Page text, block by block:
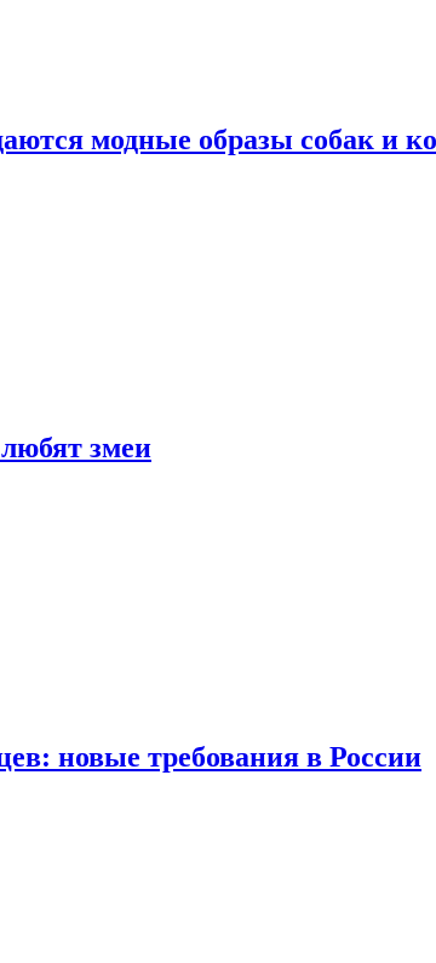
модные образы собак и
змеи
новые требования в России